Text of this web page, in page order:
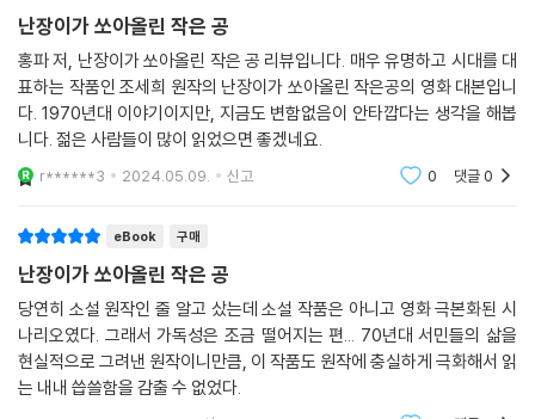
난장이가 쏘아올린 작은 공
홍파 저, 난장이가 쏘아올린 작은 공 리뷰입니다. 매우 유명하고 시대를 대
표하는 작품인 조세희 원작의 난장이가 쏘아올린 작은공의 영화 대본입니
다. 1970년대 이야기이지만, 지금도 변함없음이 안타깝다는 생각을 해봅
니다. 젊은 사람들이 많이 읽었으면 좋겠네요.
r******3 2024.05.09. 신고 0 댓글0
eBook 구매
난장이가 쏘아올린 작은 공
당연히 소설 원작인 줄 알고 샀는데 소설 작품은 아니고 영화 극본화된 시
나리오였다. 그래서 가독성은 조금 떨어지는 편... 70년대 서민들의 삶을
현실적으로 그려낸 원작이니만큼, 이 작품도 원작에 충실하게 극화해서 읽
는 내내 씁쓸함을 감출 수 없었다.